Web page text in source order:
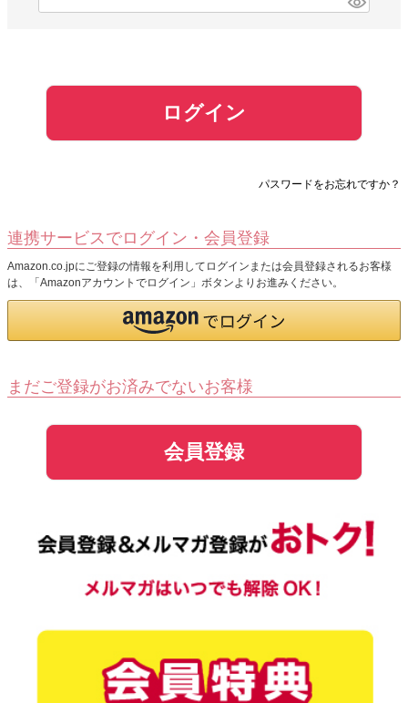
ログイン
パスワードをお忘れですか？
連携サービスでログイン・会員登録
Amazon.co.jpにご登録の情報を利用してログインまたは会員登録されるお客様
は、「Amazonアカウントでログイン」ボタンよりお進みください。
まだご登録がお済みでないお客様
会員登録